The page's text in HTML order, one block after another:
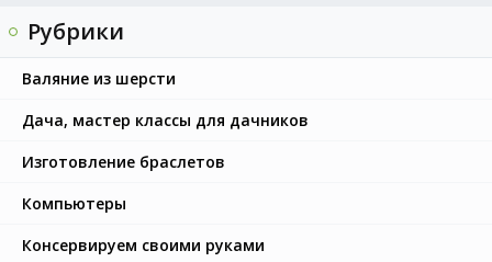
Рубрики
Валяние из шерсти
Дача, мастер классы для дачников
Изготовление браслетов
Компьютеры
Консервируем своими руками